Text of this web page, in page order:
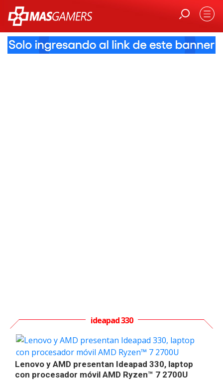
ideapad 330
Lenovo y AMD presentan Ideapad 330, laptop
con procesador móvil AMD Ryzen™ 7 2700U